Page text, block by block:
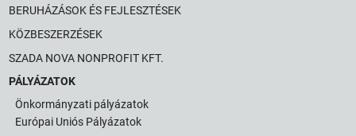
BERUHÁZÁSOK ÉS FEJLESZTÉSEK
KÖZBESZERZÉSEK
SZADA NOVA NONPROFIT KFT.
PÁLYÁZATOK
Önkormányzati pályázatok
Európai Uniós Pályázatok